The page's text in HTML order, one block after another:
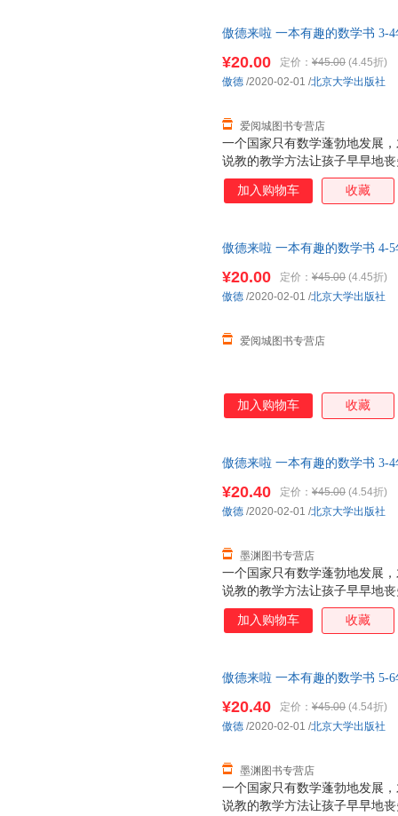
傲德来啦 一本有趣的数学书 3-
一个国家只有数学蓬勃地发展
说教的教学方法让孩子早早地
书以幽默有趣的漫画故事，消
乐，更给予他们知识与启示
用漫画形式呈现，必定有助于
趣。 ——数学科普作家 彭翕成
学习，尤其数学学习，是件苦
¥20.00 定价： ¥45.00 (4.45折)
爱阅城图书专营店
傲德 /2020-02-01 /北京大学出版社
加入购物车 收藏
傲德来啦 一本有趣的数学书 4-
¥20.00 定价： ¥45.00 (4.45折)
爱阅城图书专营店
傲德 /2020-02-01 /北京大学出版社
加入购物车 收藏
傲德来啦 一本有趣的数学书 3-
一个国家只有数学蓬勃地发展
说教的教学方法让孩子早早地
书以幽默有趣的漫画故事，消
乐，更给予他们知识与启示
用漫画形式呈现，必定有助于
趣。 ——数学科普作家 彭翕成
学习，尤其数学学习，是件苦
¥20.40 定价： ¥45.00 (4.54折)
墨渊图书专营店
傲德 /2020-02-01 /北京大学出版社
加入购物车 收藏
傲德来啦 一本有趣的数学书 5-
一个国家只有数学蓬勃地发展
说教的教学方法让孩子早早地
¥20.40 定价： ¥45.00 (4.54折)
墨渊图书专营店
傲德 /2020-02-01 /北京大学出版社